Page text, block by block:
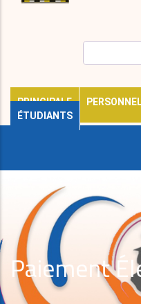
PRINCIPALE
ÉTUDIANTS
Paiement